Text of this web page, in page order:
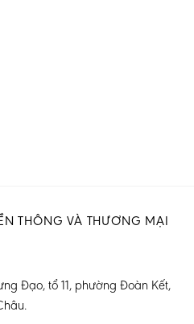
THÔNG VÀ THƯƠNG MẠI
Đạo, tổ 11, phường Đoàn Kết,